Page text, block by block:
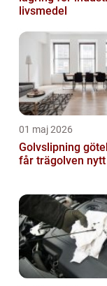
livsmedel
01 maj 2026
Golvslipning
får trägolven